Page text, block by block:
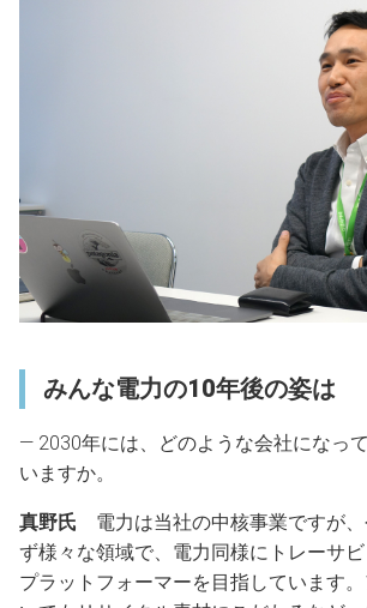
みんな電力の10年後の姿は
― 2030年には、どのような会社になっ
いますか。
真野氏 電力は当社の中核事業ですが
ず様々な領域で、電力同様にトレーサ
プラットフォーマーを目指しています